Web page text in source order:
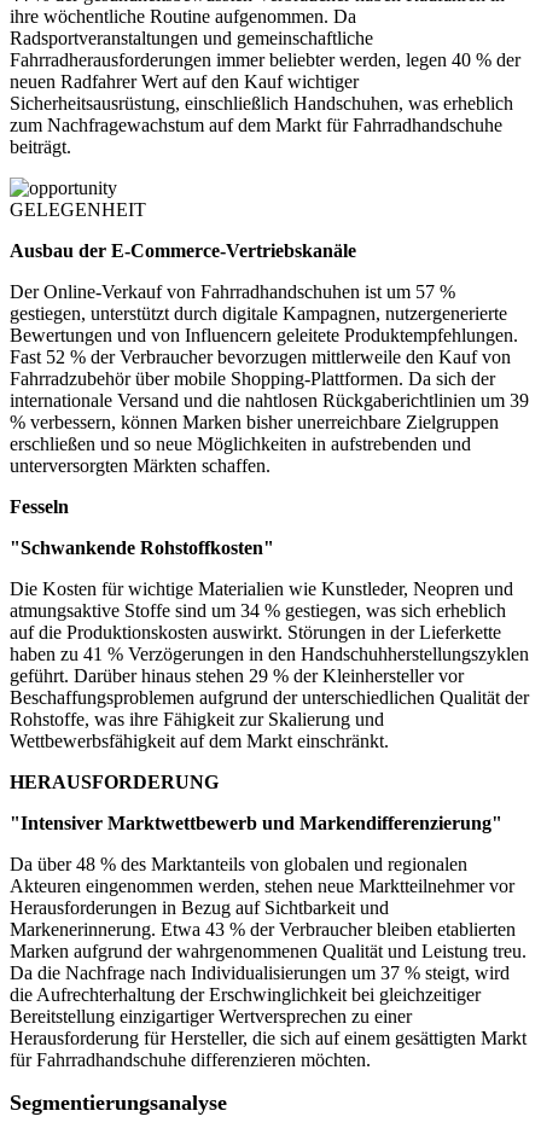
ihre wöchentliche Routine aufgenommen. Da
Radsportveranstaltungen und gemeinschaftliche
Fahrradherausforderungen immer beliebter werden, legen 40 % der
neuen Radfahrer Wert auf den Kauf wichtiger
Sicherheitsausrüstung, einschließlich Handschuhen, was erheblich
zum Nachfragewachstum auf dem Markt für Fahrradhandschuhe
beiträgt.
GELEGENHEIT
Ausbau der E-Commerce-Vertriebskanäle
Der Online-Verkauf von Fahrradhandschuhen ist um 57 %
gestiegen, unterstützt durch digitale Kampagnen, nutzergenerierte
Bewertungen und von Influencern geleitete Produktempfehlungen.
Fast 52 % der Verbraucher bevorzugen mittlerweile den Kauf von
Fahrradzubehör über mobile Shopping-Plattformen. Da sich der
internationale Versand und die nahtlosen Rückgaberichtlinien um 39
% verbessern, können Marken bisher unerreichbare Zielgruppen
erschließen und so neue Möglichkeiten in aufstrebenden und
unterversorgten Märkten schaffen.
Fesseln
"Schwankende Rohstoffkosten"
Die Kosten für wichtige Materialien wie Kunstleder, Neopren und
atmungsaktive Stoffe sind um 34 % gestiegen, was sich erheblich
auf die Produktionskosten auswirkt. Störungen in der Lieferkette
haben zu 41 % Verzögerungen in den Handschuhherstellungszyklen
geführt. Darüber hinaus stehen 29 % der Kleinhersteller vor
Beschaffungsproblemen aufgrund der unterschiedlichen Qualität der
Rohstoffe, was ihre Fähigkeit zur Skalierung und
Wettbewerbsfähigkeit auf dem Markt einschränkt.
HERAUSFORDERUNG
"Intensiver Marktwettbewerb und Markendifferenzierung"
Da über 48 % des Marktanteils von globalen und regionalen
Akteuren eingenommen werden, stehen neue Marktteilnehmer vor
Herausforderungen in Bezug auf Sichtbarkeit und
Markenerinnerung. Etwa 43 % der Verbraucher bleiben etablierten
Marken aufgrund der wahrgenommenen Qualität und Leistung treu.
Da die Nachfrage nach Individualisierungen um 37 % steigt, wird
die Aufrechterhaltung der Erschwinglichkeit bei gleichzeitiger
Bereitstellung einzigartiger Wertversprechen zu einer
Herausforderung für Hersteller, die sich auf einem gesättigten Markt
für Fahrradhandschuhe differenzieren möchten.
Segmentierungsanalyse